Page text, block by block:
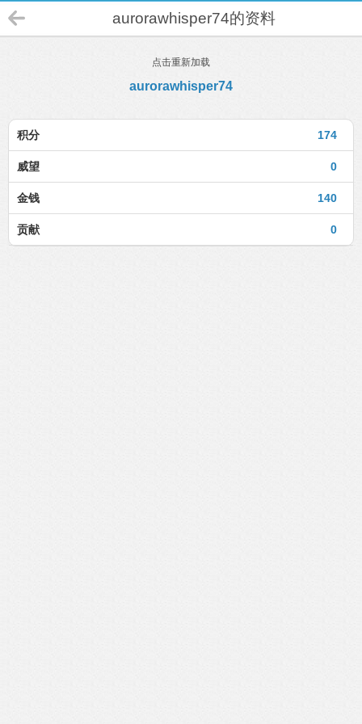
aurorawhisper74的资料
点击重新加载
aurorawhisper74
174
积分
0
威望
140
金钱
0
贡献